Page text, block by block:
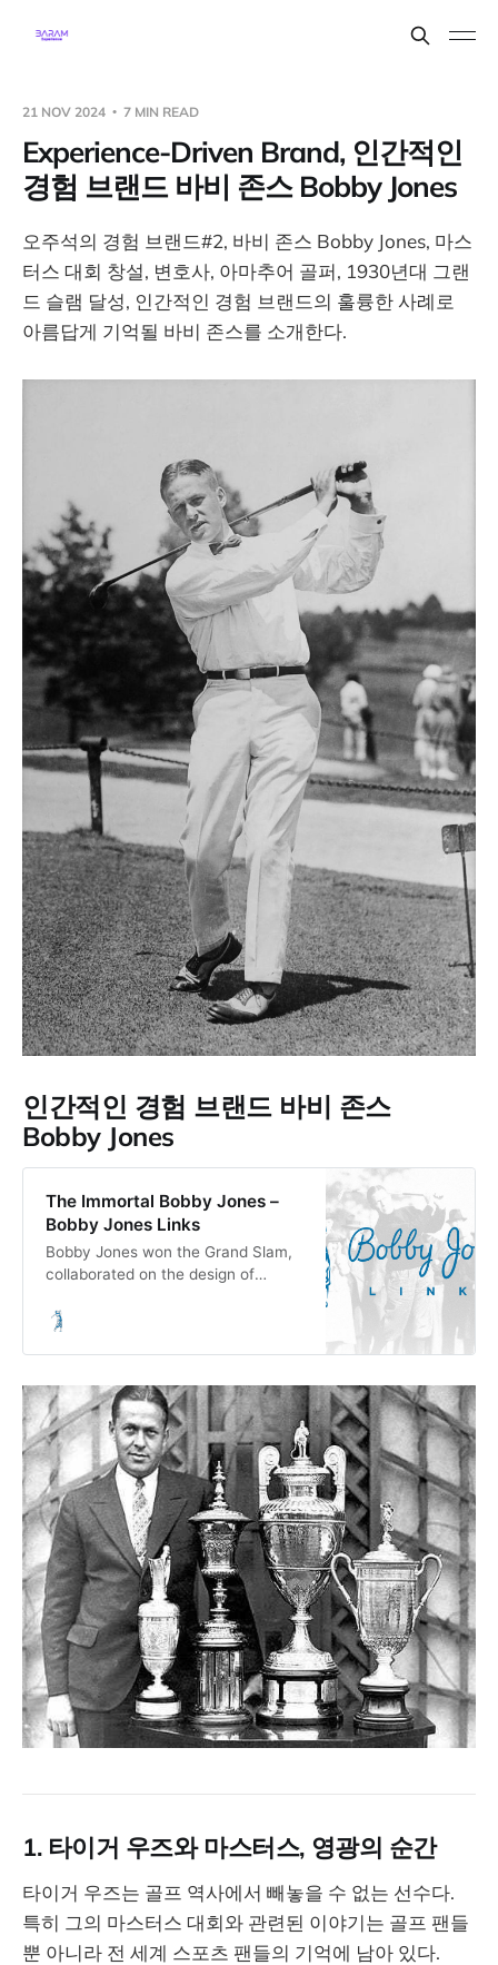
21 NOV 2024 7 MIN READ
Experience-Driven Brand, 인간적인
경험 브랜드 바비 존스 Bobby Jones
오주석의 경험 브랜드#2, 바비 존스 Bobby Jones, 마스
터스 대회 창설, 변호사, 아마추어 골퍼, 1930년대 그랜
드 슬램 달성, 인간적인 경험 브랜드의 훌륭한 사례로
아름답게 기억될 바비 존스를 소개한다.
인간적인 경험 브랜드 바비 존스
Bobby Jones
The Immortal Bobby Jones –
Bobby Jones Links
Bobby Jones won the Grand Slam,
collaborated on the design of
founded The Masters, and was an
important, he was golf’s gentleman,
with a strength of character,
respect for the game, generosity of
spirit, and a level of integrity
perhaps unmatched by any of golf’s
heroes.
1. 타이거 우즈와 마스터스, 영광의 순간
타이거 우즈는 골프 역사에서 빼놓을 수 없는 선수다.
특히 그의 마스터스 대회와 관련된 이야기는 골프 팬들
뿐 아니라 전 세계 스포츠 팬들의 기억에 남아 있다.